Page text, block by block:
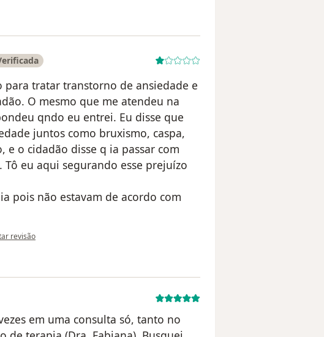
tratar transtorno de ansiedade e
O mesmo que me atendeu na
qndo eu entrei. Eu disse que
juntos como bruxismo, caspa,
e o cidadão disse q ia passar com
eu aqui segurando esse prejuízo
pois não estavam de acordo com
do utilizador Jonilson Nascimento
revisão
em uma consulta só, tanto no